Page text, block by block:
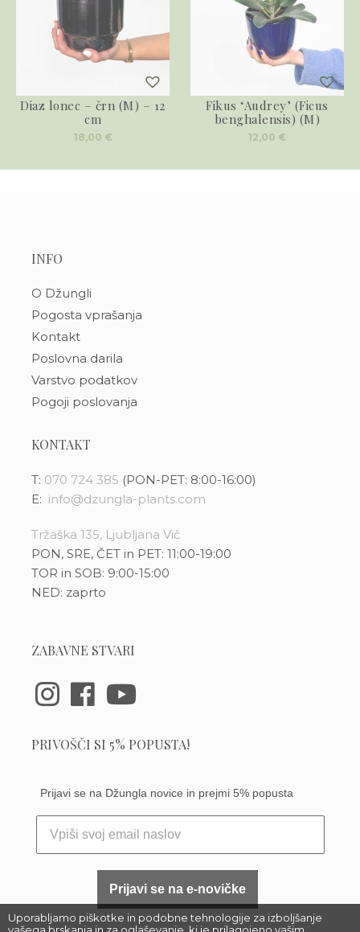
Uporabljamo piškotke in podobne tehnologije za izboljšanje
Diaz lonec – črn (M) – 12
cm
18,00 €
Fikus ‘Audrey’ (Ficus
benghalensis) (M)
12,00 €
INFO
O Džungli
Pogosta vprašanja
Kontakt
Poslovna darila
Varstvo podatkov
Pogoji poslovanja
KONTAKT
T: 070 724 385 (PON-PET: 8:00-16:00)
E: info@dzungla-plants.com
Tržaška 135, Ljubljana Vič
PON, SRE, ČET in PET: 11:00-19:00
TOR in SOB: 9:00-15:00
NED: zaprto
ZABAVNE STVARI
PRIVOŠČI SI 5% POPUSTA!
Prijavi se na Džungla novice in prejmi 5% popusta
Prijavi se na e-novičke